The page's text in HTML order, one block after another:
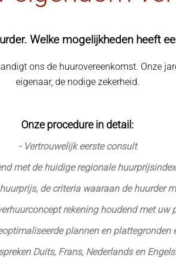
Welke mogelijkheden heeft
ons de huurovereenkomst. Onze
eigenaar, de nodige zekerheid.
Onze procedure in detail:
- Vertrouwelijk eerste consult
met de huidige regionale
de criteria waaraan de huurder
rekening houdend met uw
plannen en
Duits, Frans, Nederlands en